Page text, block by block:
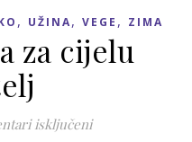
, UŽINA, VEGE , ZIMA
za cijelu
isključeniza Zobena kaša